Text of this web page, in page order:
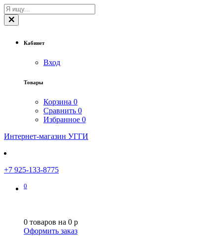
Кабинет
Вход
Товары
Корзина 0
Сравнить 0
Избранное 0
Интернет-магазин УГГИ
+7 925-133-8775
0
0 товаров на 0 p
Оформить заказ